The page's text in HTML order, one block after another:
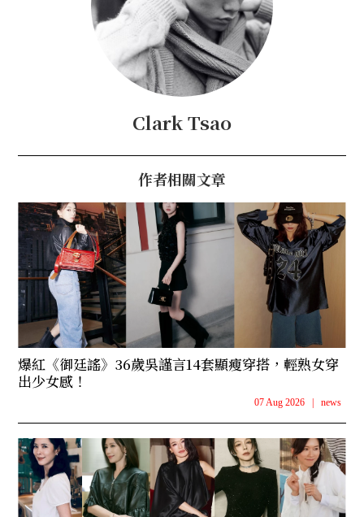
Clark Tsao
作者相關文章
爆紅《御廷謠》36歲吳謹言14套顯瘦穿搭，輕熟女穿
出少女感！
07 Aug 2026 news